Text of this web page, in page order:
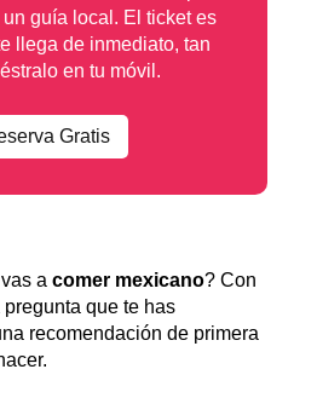
guía local. El ticket es
llega de inmediato, tan
en tu móvil.
Gratis
a comer mexicano? Con
que te has
recomendación de primera